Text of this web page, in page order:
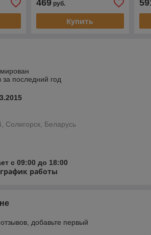
469руб.
Купить
последний год
Солигорск, Беларусь
с 09:00 до 18:00
работы
добавьте первый